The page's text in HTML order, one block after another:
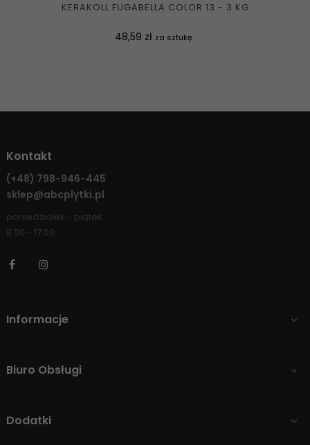
KERAKOLL FUGABELLA COLOR 13 - 3 KG
Cena
48,59 zł za sztukę
Kontakt
(+48) 798-946-445
sklep@abcplytki.pl
poniedziałek - piątek
8:00 - 17:00
Facebook
Informacje 
Biuro Obsługi 
Dodatki 